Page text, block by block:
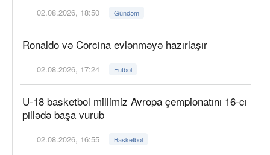
02.08.2026, 18:50 Gündəm
Ronaldo və Corcina evlənməyə hazırlaşır
02.08.2026, 17:24 Futbol
U-18 basketbol millimiz Avropa çempionatını 16-cı
pillədə başa vurub
02.08.2026, 16:55 Basketbol